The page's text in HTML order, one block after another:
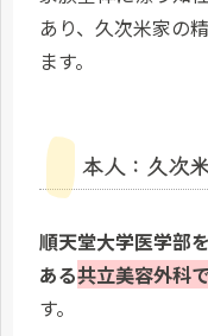
あり、久次米家の
ます。
本人：久次
順天堂大学医学部
ある共立美容外科
す。